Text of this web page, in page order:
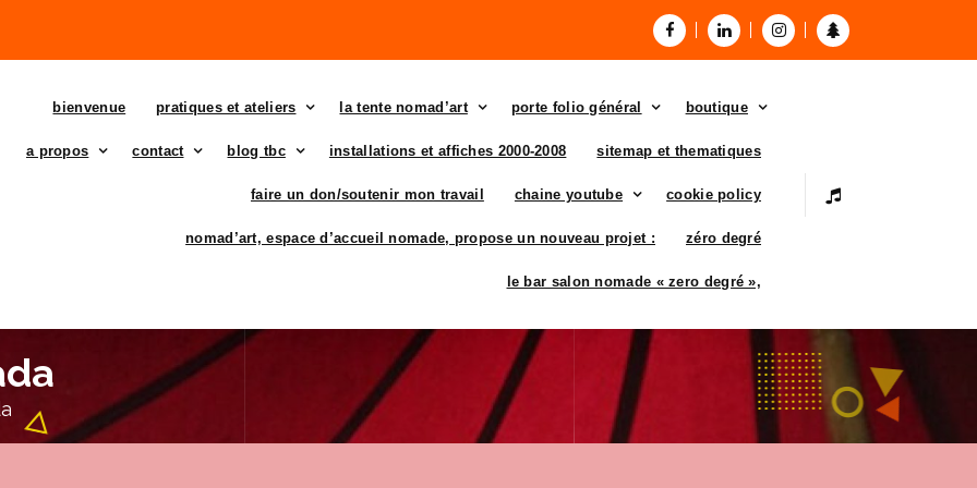
bienvenue pratiques et ateliers la tente nomad’art porte folio général boutique
a propos contact blog tbc installations et affiches 2000-2008 sitemap et thematiques
faire un don/soutenir mon travail chaine youtube cookie policy
nomad’art, espace d’accueil nomade, propose un nouveau projet : zéro degré
le bar salon nomade « zero degré »,